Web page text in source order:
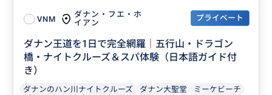
VNM
ダナン・フエ・ホ
イアン
プライベート
ダナン王道を1日で完全網羅｜五行山・ドラゴン
橋・ナイトクルーズ＆スパ体験（日本語ガイド付
き）
ダナンのハン川ナイトクルーズ ダナン大聖堂
ミーケビーチ